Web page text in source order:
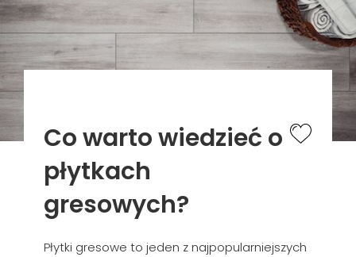
Co warto wiedzieć o
płytkach
gresowych?
Płytki gresowe to jeden z najpopularniejszych